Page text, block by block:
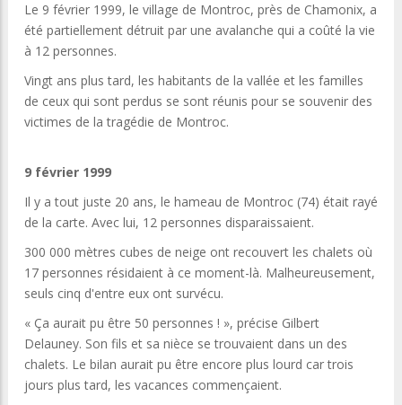
Le 9 février 1999, le village de Montroc, près de Chamonix, a
été partiellement détruit par une avalanche qui a coûté la vie
à 12 personnes.
Vingt ans plus tard, les habitants de la vallée et les familles
de ceux qui sont perdus se sont réunis pour se souvenir des
victimes de la tragédie de Montroc.
9 février 1999
Il y a tout juste 20 ans, le hameau de Montroc (74) était rayé
de la carte. Avec lui, 12 personnes disparaissaient.
300 000 mètres cubes de neige ont recouvert les chalets où
17 personnes résidaient à ce moment-là. Malheureusement,
seuls cinq d'entre eux ont survécu.
« Ça aurait pu être 50 personnes ! », précise Gilbert
Delauney. Son fils et sa nièce se trouvaient dans un des
chalets. Le bilan aurait pu être encore plus lourd car trois
jours plus tard, les vacances commençaient.